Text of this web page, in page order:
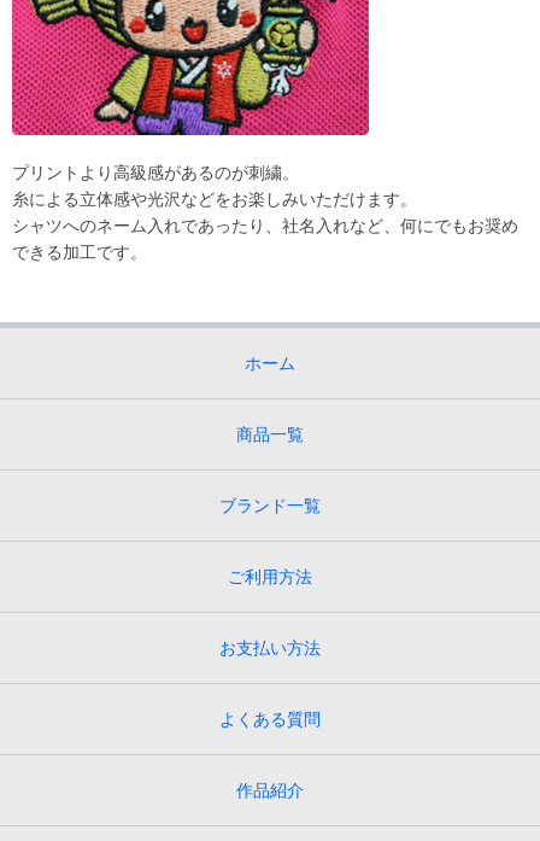
プリントより高級感があるのが刺繍。
糸による立体感や光沢などをお楽しみいただけます。
シャツへのネーム入れであったり、社名入れなど、何にでもお奨め
できる加工です。
ホーム
商品一覧
ブランド一覧
ご利用方法
お支払い方法
よくある質問
作品紹介